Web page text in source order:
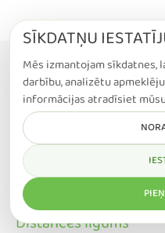
Kompānija "Ecowise"
Reģistrācijas
Juridiskā adrese:
Privātuma politika
SĪKDATŅU
Mēs izmantojam sīkdatnes,
darbību, analizētu
informācijas atradīsiet